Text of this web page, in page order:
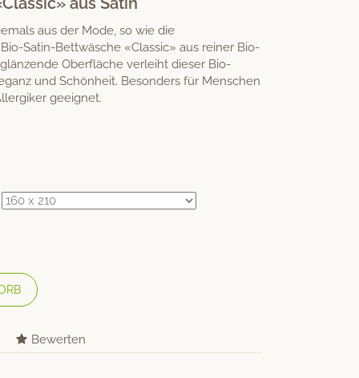
aus der Mode, so wie die
Satin-Bettwäsche «Classic» aus reiner Bio-
Oberfläche verleiht dieser Bio-
und Schönheit. Besonders für Menschen
geeignet.
Bewerten